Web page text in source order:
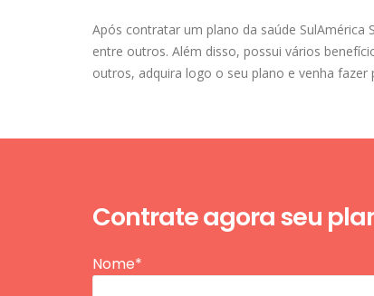
Após contratar um plano da saúde SulAmérica
entre outros. Além disso, possui vários
outros, adquira logo o seu plano e venha fazer
Contrate agora seu
Nome*